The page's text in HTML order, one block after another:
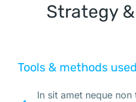
Strategy
Tools & methods used
In sit amet neque